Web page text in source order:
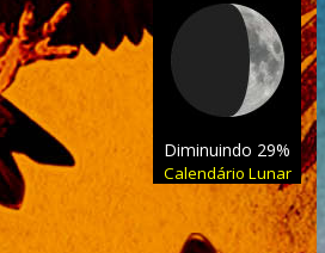
Diminuindo 29%
Calendário Lunar